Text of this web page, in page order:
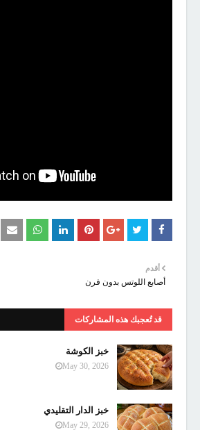
أقدم
أصابع اللوتس بدون فرن
قد تُعجبك هذه المشاركات
خبز الكوشة
May 30, 2026
خبز الدار التقليدي
May 29, 2026